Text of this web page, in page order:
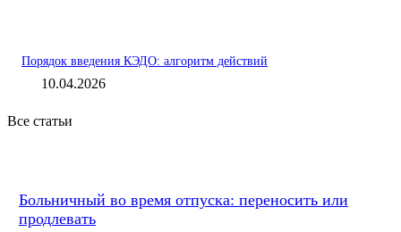
Порядок введения КЭДО: алгоритм действий
10.04.2026
Все статьи
Больничный во время отпуска: переносить или
продлевать